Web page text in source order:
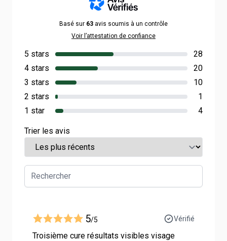
Basé sur 63 avis soumis à un contrôle
Voir l’attestation de confiance
5 stars
28
4 stars
20
3 stars
10
2 stars
1
1 star
4
Trier les avis
5/5 Vérifié
Troisième cure résultats visibles visage